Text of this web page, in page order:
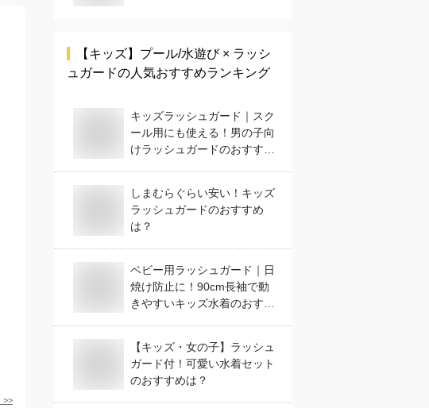
>>
【キッズ】 プール/水遊び × ラッシ
ュガードの人気おすすめランキング
キッズラッシュガード｜スク
ール用にも使える！男の子向
けラッシュガードのおすすめ
しまむらぐらい安い！キッズ
ラッシュガードのおすすめ
は？
ベビー用ラッシュガード｜日
焼け防止に！90cm長袖で動
きやすいキッズ水着のおすす
【キッズ・女の子】ラッシュ
ガード付！可愛い水着セット
のおすすめは？